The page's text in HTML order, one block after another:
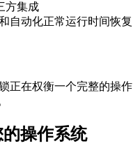
方集成
自动化正常运行时间恢复
正在权衡一个完整的操作
操作系统